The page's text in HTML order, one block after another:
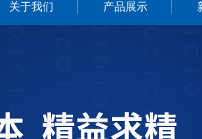
关于我们 产品展示